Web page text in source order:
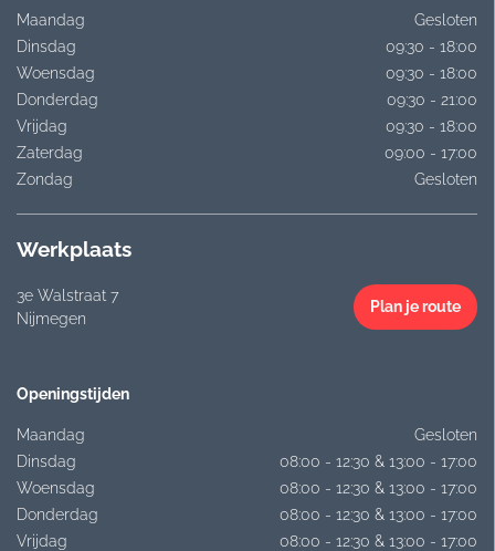
Maandag
Gesloten
Dinsdag
09:30 - 18:00
Woensdag
09:30 - 18:00
Donderdag
09:30 - 21:00
Vrijdag
09:30 - 18:00
Zaterdag
09:00 - 17:00
Zondag
Gesloten
Werkplaats
3e Walstraat 7
Nijmegen
Plan je route
Openingstijden
Maandag
Gesloten
Dinsdag
08:00 - 12:30 & 13:00 - 17:00
Woensdag
08:00 - 12:30 & 13:00 - 17:00
Donderdag
08:00 - 12:30 & 13:00 - 17:00
Vrijdag
08:00 - 12:30 & 13:00 - 17:00